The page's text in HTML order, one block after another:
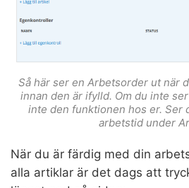
Så här ser en Arbetsorder ut när
innan den är ifylld. Om du inte
inte den funktionen hos er. Ser
arbetstid under
När du är färdig med din
alla artiklar är det dags att